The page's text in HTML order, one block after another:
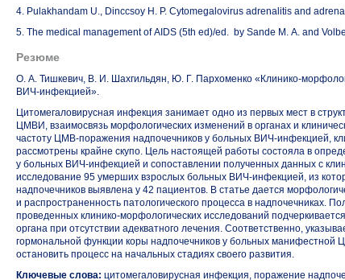
4. Pulakhandam U., Dinccsoy H. P. Cytomegalovirus adrenalitis and
5. The medical management of AIDS (5th ed)/ed. by Sande M. A. and
Резюме
О. А. Тишкевич, В. И. Шахгильдян, Ю. Г. Пархоменко «Клинико-
ВИЧ-инфекцией».
Цитомегаловирусная инфекция занимает одно из первых мест в
ЦМВИ, взаимосвязь морфологических изменений в органах и
частоту ЦМВ-поражения надпочечников у больных ВИЧ-инфекцией,
рассмотрены крайне скупо. Цель настоящей работы состояла в
у больных ВИЧ-инфекцией и сопоставлении полученных данных с
исследование 95 умерших взрослых больных ВИЧ-инфекцией, из
надпочечников выявлена у 42 пациентов. В статье дается
и распространенность патологического процесса в надпочечниках.
проведенных клинико-морфологических исследований
органа при отсутствии адекватного лечения. Соответственно,
гормональной функции коры надпочечников у больных манифестной
остановить процесс на начальных стадиях своего развития.
Ключевые слова: цитомегаловирусная инфекция, поражение